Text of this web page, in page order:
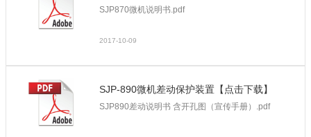
SJP870微机说明书.pdf
2017-10-09
SJP-890微机差动保护装置【点击下载】
SJP890差动说明书 含开孔图（宣传手册）.pdf